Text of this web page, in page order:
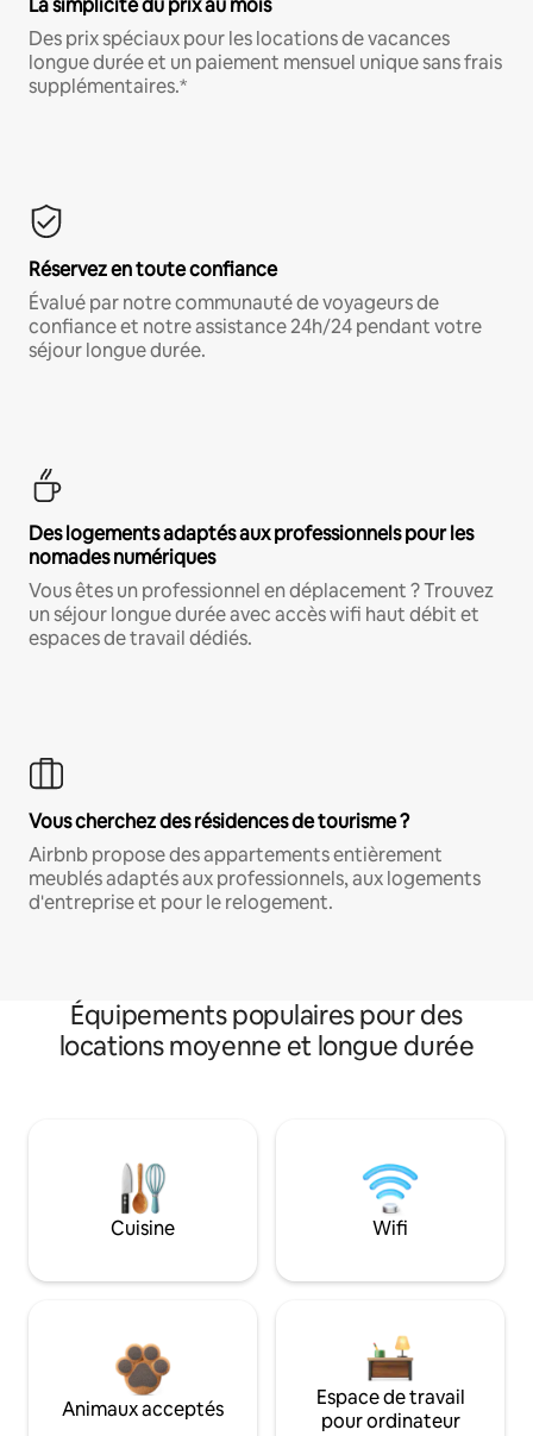
La simplicité du prix au mois
Des prix spéciaux pour les locations de vacances
longue durée et un paiement mensuel unique sans frais
supplémentaires.*
Réservez en toute confiance
Évalué par notre communauté de voyageurs de
confiance et notre assistance 24h/24 pendant votre
séjour longue durée.
Des logements adaptés aux professionnels pour les
nomades numériques
Vous êtes un professionnel en déplacement ? Trouvez
un séjour longue durée avec accès wifi haut débit et
espaces de travail dédiés.
Vous cherchez des résidences de tourisme ?
Airbnb propose des appartements entièrement
meublés adaptés aux professionnels, aux logements
d'entreprise et pour le relogement.
Équipements populaires pour des
locations moyenne et longue durée
Cuisine Wifi
Animaux acceptés
Espace de travail
pour ordinateur